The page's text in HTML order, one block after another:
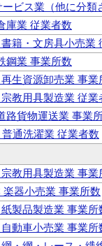
ービス業（他に分類
庫業 従業者数
籍・文房具小売業
鋼業 事業所数
生資源卸売業 事業
宗教用具製造業 従業
路貨物運送業 事業
普通洗濯業 従業者数
宗教用具製造業 事業
楽器小売業 事業所数
紙製品製造業 事業所
動車小売業 事業所